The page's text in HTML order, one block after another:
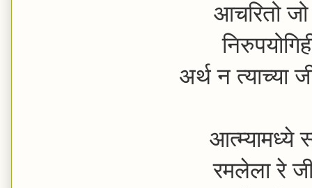
आचरितो
अर्थ न त्याच्या
आत्म्यामध्ये
रमलेला रे